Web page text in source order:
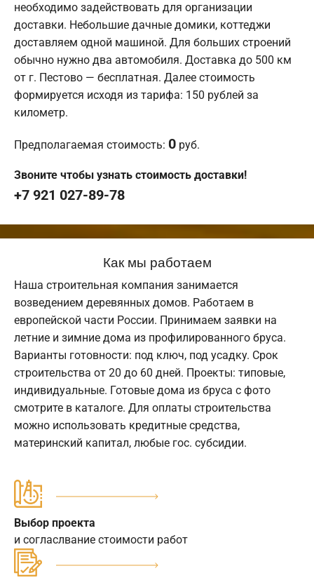
необходимо задействовать для организации
доставки. Небольшие дачные домики, коттеджи
доставляем одной машиной. Для больших строений
обычно нужно два автомобиля. Доставка до 500 км
от г. Пестово — бесплатная. Далее стоимость
формируется исходя из тарифа: 150 рублей за
километр.
Предполагаемая стоимость: 0 руб.
Звоните чтобы узнать стоимость доставки!
+7 921 027-89-78
Как мы работаем
Наша строительная компания занимается
возведением деревянных домов. Работаем в
европейской части России. Принимаем заявки на
летние и зимние дома из профилированного бруса.
Варианты готовности: под ключ, под усадку. Срок
строительства от 20 до 60 дней. Проекты: типовые,
индивидуальные. Готовые дома из бруса с фото
смотрите в каталоге. Для оплаты строительства
можно использовать кредитные средства,
материнский капитал, любые гос. субсидии.
Выбор проекта
и согласлвание стоимости работ